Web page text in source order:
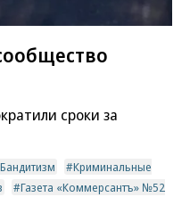
сроки за
Бандитизм
Криминальные
Газета «Коммерсантъ» №52